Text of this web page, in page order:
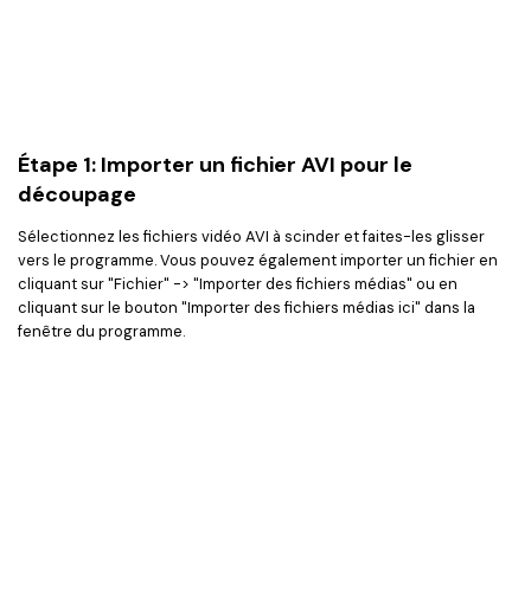
Étape 1: Importer un fichier AVI pour le
découpage
Sélectionnez les fichiers vidéo AVI à scinder et faites-les glisser
vers le programme. Vous pouvez également importer un fichier en
cliquant sur "Fichier" -> "Importer des fichiers médias" ou en
cliquant sur le bouton "Importer des fichiers médias ici" dans la
fenêtre du programme.